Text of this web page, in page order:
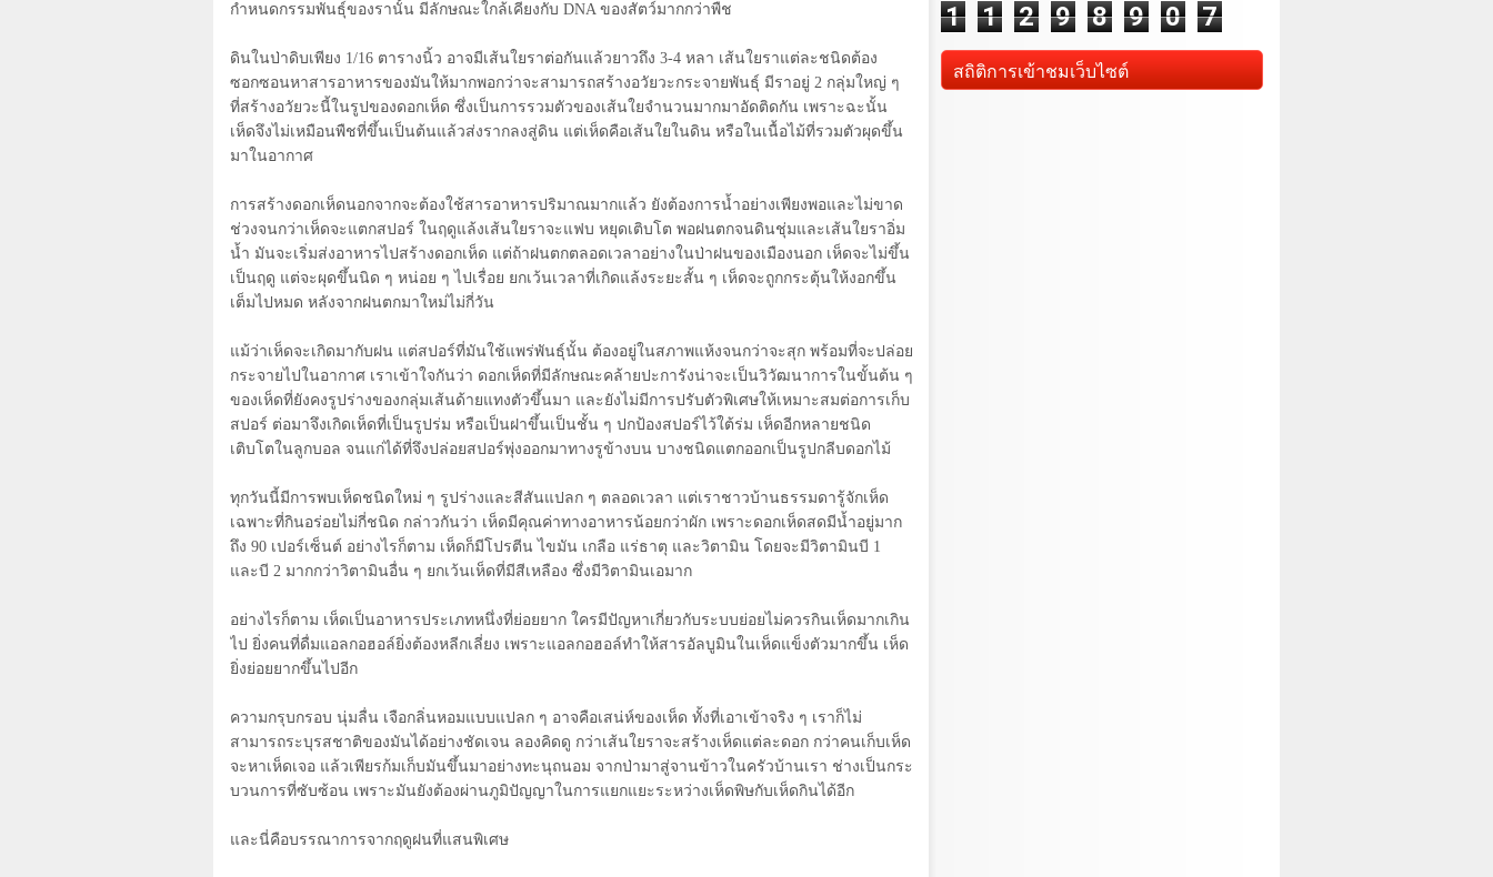
กำหนดกรรมพันธุ์ของรานั้น มีลักษณะใกล้เคียงกับ DNA ของสัตว์มากกว่าพืช
ดินในป่าดิบเพียง 1/16 ตารางนิ้ว อาจมีเส้นใยราต่อกันแล้วยาวถึง 3-4 หลา เส้นใยราแต่ละชนิดต้อง
ซอกซอนหาสารอาหารของมันให้มากพอกว่าจะสามารถสร้างอวัยวะกระจายพันธุ์ มีราอยู่ 2 กลุ่มใหญ่ ๆ
ที่สร้างอวัยวะนี้ในรูปของดอกเห็ด ซึ่งเป็นการรวมตัวของเส้นใยจำนวนมากมาอัดติดกัน เพราะฉะนั้น
เห็ดจึงไม่เหมือนพืชที่ขึ้นเป็นต้นแล้วส่งรากลงสู่ดิน แต่เห็ดคือเส้นใยในดิน หรือในเนื้อไม้ที่รวมตัวผุดขึ้น
มาในอากาศ
การสร้างดอกเห็ดนอกจากจะต้องใช้สารอาหารปริมาณมากแล้ว ยังต้องการน้ำอย่างเพียงพอและไม่ขาด
ช่วงจนกว่าเห็ดจะแตกสปอร์ ในฤดูแล้งเส้นใยราจะแฟบ หยุดเติบโต พอฝนตกจนดินชุ่มและเส้นใยราอิ่ม
น้ำ มันจะเริ่มส่งอาหารไปสร้างดอกเห็ด แต่ถ้าฝนตกตลอดเวลาอย่างในป่าฝนของเมืองนอก เห็ดจะไม่ขึ้น
เป็นฤดู แต่จะผุดขึ้นนิด ๆ หน่อย ๆ ไปเรื่อย ยกเว้นเวลาที่เกิดแล้งระยะสั้น ๆ เห็ดจะถูกกระตุ้นให้งอกขึ้น
เต็มไปหมด หลังจากฝนตกมาใหม่ไม่กี่วัน
แม้ว่าเห็ดจะเกิดมากับฝน แต่สปอร์ที่มันใช้แพร่พันธุ์นั้น ต้องอยู่ในสภาพแห้งจนกว่าจะสุก พร้อมที่จะปล่อย
กระจายไปในอากาศ เราเข้าใจกันว่า ดอกเห็ดที่มีลักษณะคล้ายปะการังน่าจะเป็นวิวัฒนาการในขั้นต้น ๆ
ของเห็ดที่ยังคงรูปร่างของกลุ่มเส้นด้ายแทงตัวขึ้นมา และยังไม่มีการปรับตัวพิเศษให้เหมาะสมต่อการเก็บ
สปอร์ ต่อมาจึงเกิดเห็ดที่เป็นรูปร่ม หรือเป็นฝาขึ้นเป็นชั้น ๆ ปกป้องสปอร์ไว้ใต้ร่ม เห็ดอีกหลายชนิด
เติบโตในลูกบอล จนแก่ได้ที่จึงปล่อยสปอร์พุ่งออกมาทางรูข้างบน บางชนิดแตกออกเป็นรูปกลีบดอกไม้
ทุกวันนี้มีการพบเห็ดชนิดใหม่ ๆ รูปร่างและสีสันแปลก ๆ ตลอดเวลา แต่เราชาวบ้านธรรมดารู้จักเห็ด
เฉพาะที่กินอร่อยไม่กี่ชนิด กล่าวกันว่า เห็ดมีคุณค่าทางอาหารน้อยกว่าผัก เพราะดอกเห็ดสดมีน้ำอยู่มาก
ถึง 90 เปอร์เซ็นต์ อย่างไรก็ตาม เห็ดก็มีโปรตีน ไขมัน เกลือ แร่ธาตุ และวิตามิน โดยจะมีวิตามินบี 1
และบี 2 มากกว่าวิตามินอื่น ๆ ยกเว้นเห็ดที่มีสีเหลือง ซึ่งมีวิตามินเอมาก
อย่างไรก็ตาม เห็ดเป็นอาหารประเภทหนึ่งที่ย่อยยาก ใครมีปัญหาเกี่ยวกับระบบย่อยไม่ควรกินเห็ดมากเกิน
ไป ยิ่งคนที่ดื่มแอลกอฮอล์ยิ่งต้องหลีกเลี่ยง เพราะแอลกอฮอล์ทำให้สารอัลบูมินในเห็ดแข็งตัวมากขึ้น เห็ด
ยิ่งย่อยยากขึ้นไปอีก
ความกรุบกรอบ นุ่มลื่น เจือกลิ่นหอมแบบแปลก ๆ อาจคือเสน่ห์ของเห็ด ทั้งที่เอาเข้าจริง ๆ เราก็ไม่
สามารถระบุรสชาติของมันได้อย่างชัดเจน ลองคิดดู กว่าเส้นใยราจะสร้างเห็ดแต่ละดอก กว่าคนเก็บเห็ด
จะหาเห็ดเจอ แล้วเพียรก้มเก็บมันขึ้นมาอย่างทะนุถนอม จากป่ามาสู่จานข้าวในครัวบ้านเรา ช่างเป็นกระ
บวนการที่ซับซ้อน เพราะมันยังต้องผ่านภูมิปัญญาในการแยกแยะระหว่างเห็ดพิษกับเห็ดกินได้อีก
และนี่คือบรรณาการจากฤดูฝนที่แสนพิเศษ
1 1 2 9 8 9 0 7
สถิติการเข้าชมเว็บไซต์